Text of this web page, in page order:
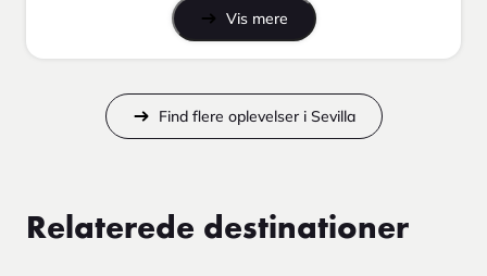
Vis mere
Find flere oplevelser i Sevilla
Relaterede destinationer